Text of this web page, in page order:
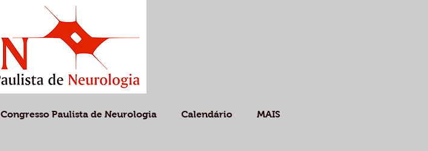
Congresso Paulista de Neurologia Calendário MAIS